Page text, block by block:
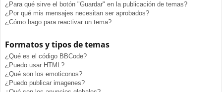
¿Para qué sirve el botón "Guardar" en la publicación de temas?
¿Por qué mis mensajes necesitan ser aprobados?
¿Cómo hago para reactivar un tema?
Formatos y tipos de temas
¿Qué es el código BBCode?
¿Puedo usar HTML?
¿Qué son los emoticonos?
¿Puedo publicar imagenes?